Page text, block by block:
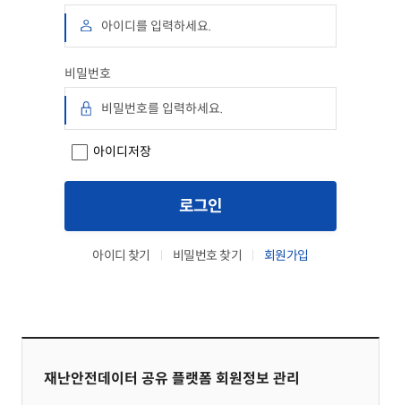
비밀번호
아이디저장
로그인
아이디 찾기 비밀번호 찾기 회원가입
재난안전데이터 공유 플랫폼 회원정보 관리